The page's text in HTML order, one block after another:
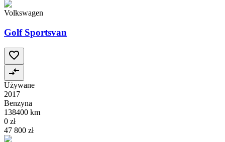
Volkswagen
Golf Sportsvan
Używane
2017
Benzyna
138400 km
0 zł
47 800 zł